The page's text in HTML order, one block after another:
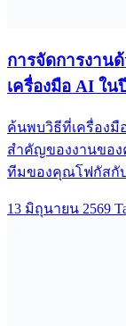
การจัดการงาน
เครื่องมือ AI ใน
ค้นพบวิธีที่เครื่องมื
สำคัญของงานขอ
ทีมของคุณโฟกัสกั
13 มิถุนายน 2569